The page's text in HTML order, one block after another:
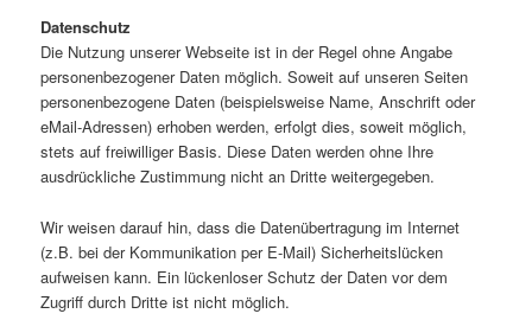
Datenschutz
Die Nutzung unserer Webseite ist in der Regel ohne Angabe
personenbezogener Daten möglich. Soweit auf unseren Seiten
personenbezogene Daten (beispielsweise Name, Anschrift oder
eMail-Adressen) erhoben werden, erfolgt dies, soweit möglich,
stets auf freiwilliger Basis. Diese Daten werden ohne Ihre
ausdrückliche Zustimmung nicht an Dritte weitergegeben.
Wir weisen darauf hin, dass die Datenübertragung im Internet
(z.B. bei der Kommunikation per E-Mail) Sicherheitslücken
aufweisen kann. Ein lückenloser Schutz der Daten vor dem
Zugriff durch Dritte ist nicht möglich.